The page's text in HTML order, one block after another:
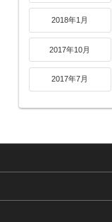
2018年1月
2017年10月
2017年7月